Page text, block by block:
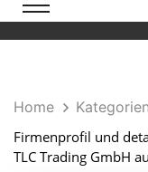
Home Kategorien
Firmenprofil und
TLC Trading GmbH